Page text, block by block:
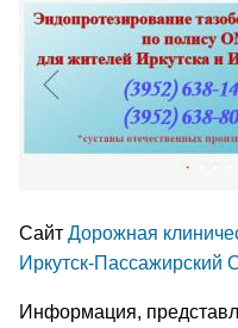
Сайт Дорожная
Иркутск-
Информация,